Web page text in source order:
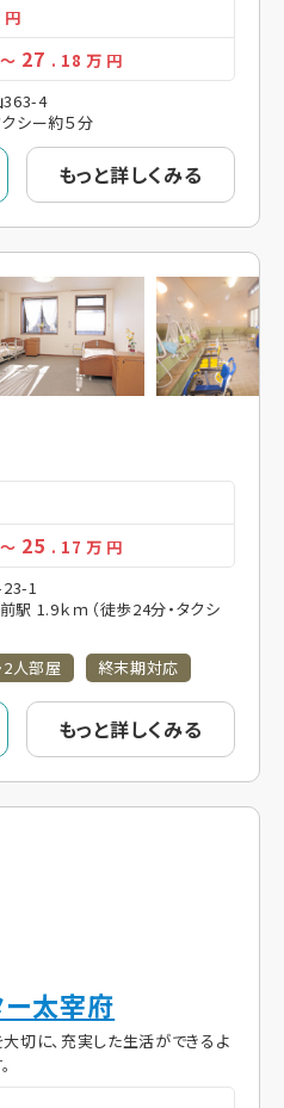
円
～ 27 . 18 万 円
363-4
シー約５分
もっと詳しくみる
～ 25 . 17 万 円
1
1.9ｋｍ（徒歩24分・タクシ
2人部屋 終末期対応
もっと詳しくみる
ー太宰府
切に、充実した生活ができるよ